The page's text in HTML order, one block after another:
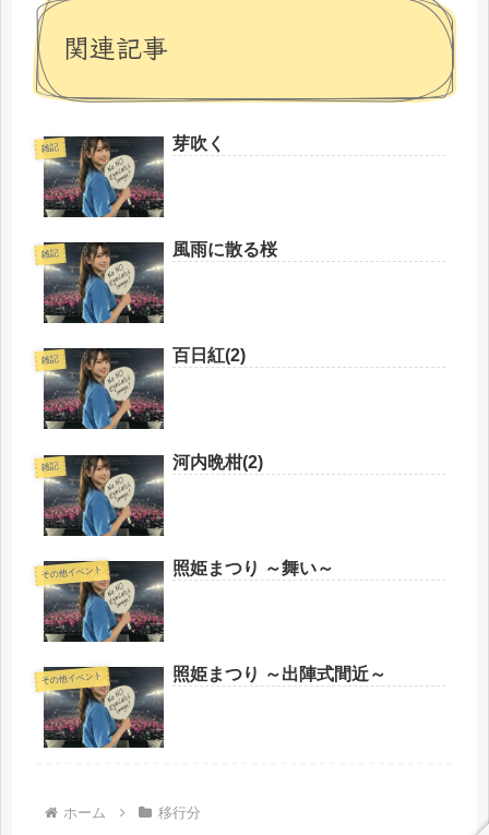
関連記事
雑記 芽吹く
雑記 風雨に散る桜
雑記 百日紅(2)
雑記 河内晩柑(2)
その他イベント 照姫まつり ～舞い～
その他イベント 照姫まつり ～出陣式間近～
ホーム 移行分